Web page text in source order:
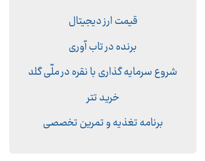
قیمت ارز دیجیتال
برنده در تاب آوری
شروع سرمایه گذاری با نقره در ملّی گلد
خرید تتر
برنامه تغذیه و تمرین تخصصی